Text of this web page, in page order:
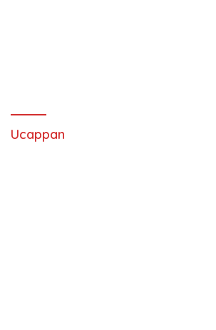
Ucappan